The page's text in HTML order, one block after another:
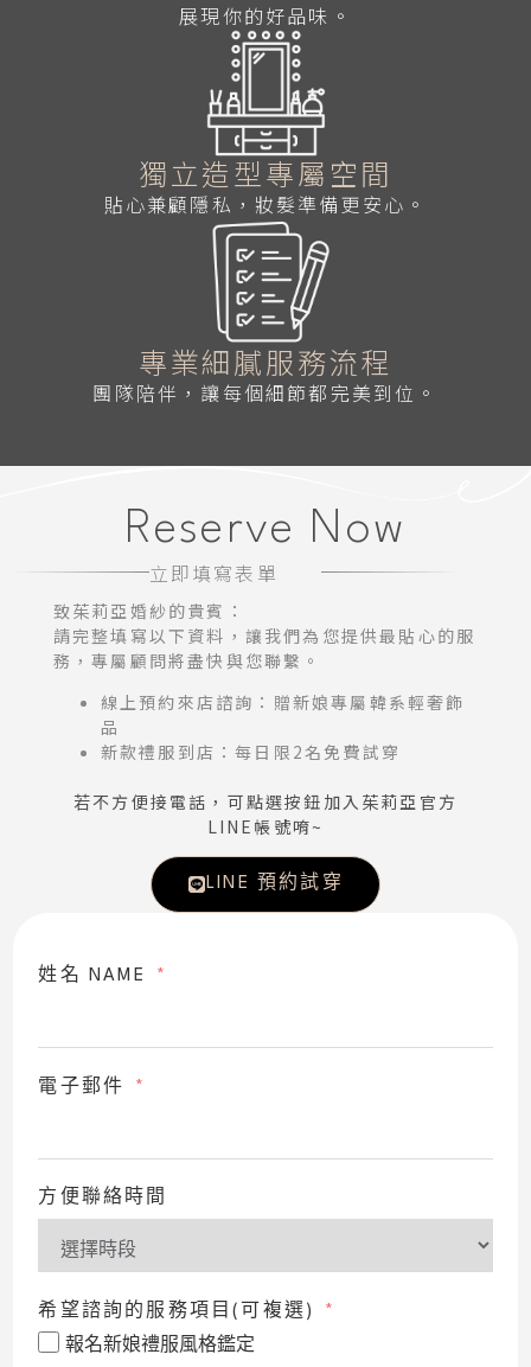
展現你的好品味。
獨立造型專屬空間
貼心兼顧隱私，妝髮準備更安心。
專業細膩服務流程
團隊陪伴，讓每個細節都完美到位。
Reserve Now
立即填寫表單
致茱莉亞婚紗的貴賓：
請完整填寫以下資料，讓我們為您提供最貼心的服
務，專屬顧問將盡快與您聯繫。
線上預約來店諮詢：贈新娘專屬韓系輕奢飾
品
新款禮服到店：每日限2名免費試穿
若不方便接電話，可點選按鈕加入茱莉亞官方
LINE帳號唷~
LINE 預約試穿
姓名 NAME
電子郵件
方便聯絡時間
希望諮詢的服務項目(可複選)
報名新娘禮服風格鑑定